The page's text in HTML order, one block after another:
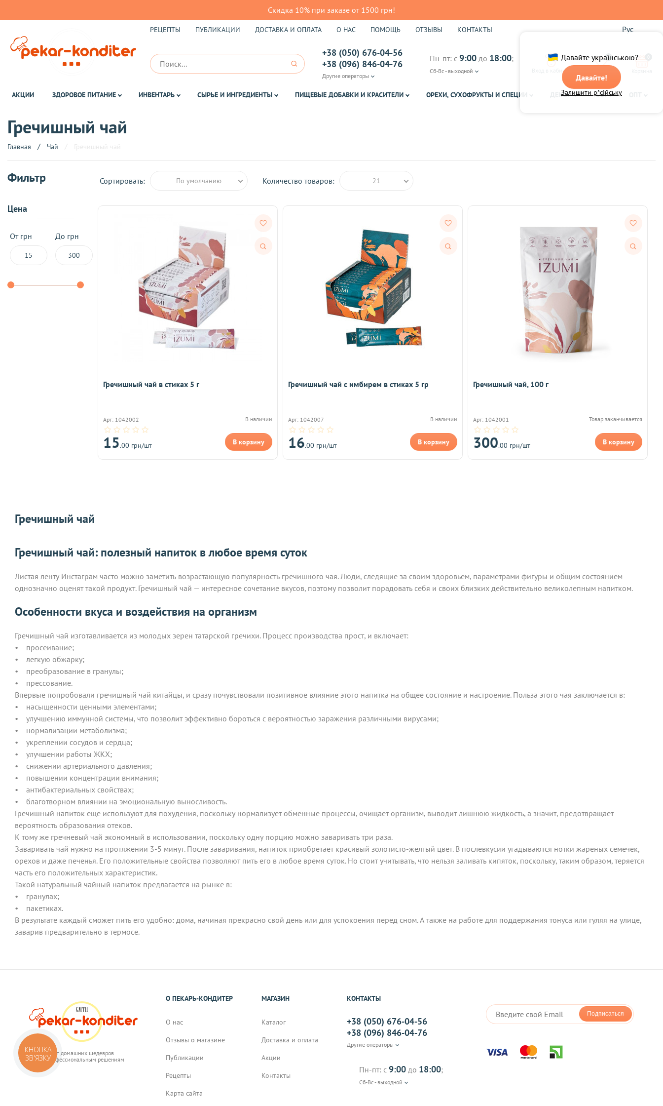
Скидка 10% при заказе от 1500 грн!
Давайте українською?
Давайте!
Залишити р*сійську
РЕЦЕПТЫ ПУБЛИКАЦИИ ДОСТАВКА И ОПЛАТА О НАС ПОМОЩЬ ОТЗЫВЫ КОНТАКТЫ Рус
+38 (050) 676-04-56
+38 (096) 846-04-76
Другие операторы
Пн-пт: с 9:00 до 18:00;
Сб-Вс - выходной Вход в кабинет
0
АКЦИИ ЗДОРОВОЕ ПИТАНИЕ ИНВЕНТАРЬ СЫРЬЕ И ИНГРЕДИЕНТЫ ПИЩЕВЫЕ ДОБАВКИ И КРАСИТЕЛИ ОРЕХИ, СУХОФРУКТЫ И СПЕЦИИ ДЕКОР ЧАЙ
Гречишный чай
Главная Чай
Фильтр
Цена
От грн
-
До грн
Сортировать: По умолчанию Количество товаров: 21
Гречишный чай в стиках 5 г
Арт: 1042002 В наличии
15.00 грн/шт В корзину
Гречишный чай с имбирем в стиках 5 гр
Арт: 1042007 В наличии
16.00 грн/шт В корзину
Гречишный чай, 100 г
Арт: 1042001 Товар заканчивается
300.00 грн/шт В корзину
Гречишный чай
Гречишный чай: полезный напиток в любое время суток
Листая ленту Инстаграм часто можно заметить возрастающую популярность гречишного чая. Люди, следящие за своим здоровьем, параметрами фигуры и общим состоянием
однозначно оценят такой продукт. Гречишный чай — интересное сочетание вкусов, поэтому позволит порадовать себя и своих близких действительно великолепным напитком.
Особенности вкуса и воздействия на организм
Гречишный чай изготавливается из молодых зерен татарской гречихи. Процесс производства прост, и включает:
• просеивание;
• легкую обжарку;
• преобразование в гранулы;
• прессование.
Впервые попробовали гречишный чай китайцы, и сразу почувствовали позитивное влияние этого напитка на общее состояние и настроение. Польза этого чая заключается в:
• насыщенности ценными элементами;
• улучшению иммунной системы, что позволит эффективно бороться с вероятностью заражения различными вирусами;
• нормализации метаболизма;
• укреплении сосудов и сердца;
• улучшении работы ЖКХ;
• снижении артериального давления;
• повышении концентрации внимания;
• антибактериальных свойствах;
• благотворном влиянии на эмоциональную выносливость.
Гречишный напиток еще используют для похудения, поскольку нормализует обменные процессы, очищает организм, выводит лишнюю жидкость, а значит, предотвращает
вероятность образования отеков.
К тому же гречневый чай экономный в использовании, поскольку одну порцию можно заваривать три раза.
Заваривать чай нужно на протяжении 3-5 минут. После заваривания, напиток приобретает красивый золотисто-желтый цвет. В послевкусии угадываются нотки жареных семечек,
орехов и даже печенья. Его положительные свойства позволяют пить его в любое время суток. Но стоит учитывать, что нельзя заливать кипяток, поскольку, таким образом, теряется
часть его положительных характеристик.
Такой натуральный чайный напиток предлагается на рынке в:
• гранулах;
• пакетиках.
В результате каждый сможет пить его удобно: дома, начиная прекрасно свой день или для успокоения перед сном. А также на работе для поддержания тонуса или гуляя на улице,
заварив предварительно в термосе.
От домашних шедевров
к профессиональным решениям
О ПЕКАРЬ-КОНДИТЕР
О нас
Отзывы о магазине
Публикации
Рецепты
Карта сайта
МАГАЗИН
Каталог
Доставка и оплата
Акции
Контакты
КОНТАКТЫ
+38 (050) 676-04-56
+38 (096) 846-04-76
Другие операторы
Пн-пт: с 9:00до 18:00;
Сб-Вс - выходной
Подписаться
КНОПКА
ЗВ'ЯЗКУ